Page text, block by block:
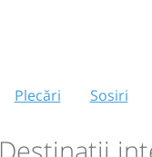
Plecări Sosiri
Destinații